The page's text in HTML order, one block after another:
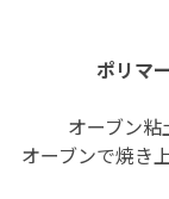
ポリマ
オーブン
オーブンで焼き